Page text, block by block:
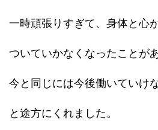
一時頑張りすぎて、身体と心
ついていかなくなったことがあ
今と同じには今後働いていけ
と途方にくれました。